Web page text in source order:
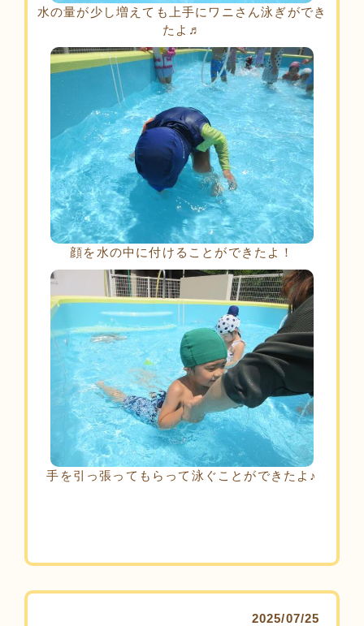
水の量が少し増えても上手にワニさん泳ぎができ
たよ♬
顔を水の中に付けることができたよ！
手を引っ張ってもらって泳ぐことができたよ♪
2025/07/25